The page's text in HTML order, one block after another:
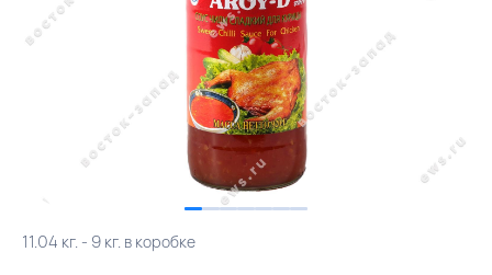
11.04 кг. - 9 кг. в коробке